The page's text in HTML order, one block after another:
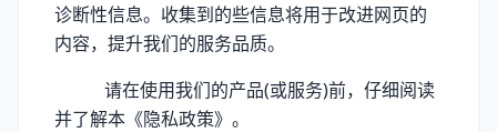
诊断性信息。收集到的些信息将用于改进网页的
内容，提升我们的服务品质。
请在使用我们的产品(或服务)前，仔细阅读
并了解本《隐私政策》。